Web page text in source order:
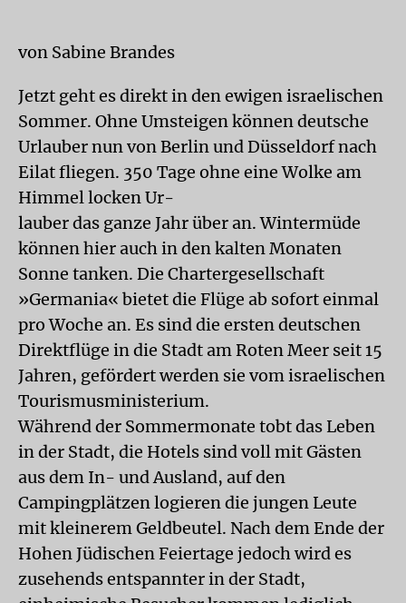
von Sabine Brandes
Jetzt geht es direkt in den ewigen israelischen
Sommer. Ohne Umsteigen können deutsche
Urlauber nun von Berlin und Düsseldorf nach
Eilat fliegen. 350 Tage ohne eine Wolke am
Himmel locken Ur-
lauber das ganze Jahr über an. Wintermüde
können hier auch in den kalten Monaten
Sonne tanken. Die Chartergesellschaft
»Germania« bietet die Flüge ab sofort einmal
pro Woche an. Es sind die ersten deutschen
Direktflüge in die Stadt am Roten Meer seit 15
Jahren, gefördert werden sie vom israelischen
Tourismusministerium.
Während der Sommermonate tobt das Leben
in der Stadt, die Hotels sind voll mit Gästen
aus dem In- und Ausland, auf den
Campingplätzen logieren die jungen Leute
mit kleinerem Geldbeutel. Nach dem Ende der
Hohen Jüdischen Feiertage jedoch wird es
zusehends entspannter in der Stadt,